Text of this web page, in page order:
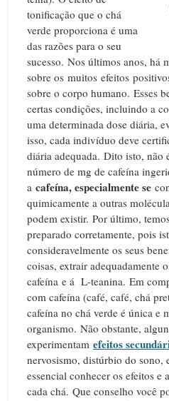
tonificação que o chá
verde proporciona é uma
das razões para o seu
sucesso. Nos últimos anos, há
sobre os muitos efeitos
sobre o corpo humano. Esses
certas condições, incluindo a
uma determinada dose diária,
isso, cada indivíduo deve
diária adequada. Dito isto, não
número de mg de cafeína
a cafeína, especialmente se
quimicamente a outras
podem existir. Por último,
preparado corretamente, pois
consideravelmente os seus
coisas, extrair adequadamente
cafeína e á L-teanina. Em
com cafeína (café, café, chá
cafeína no chá verde é única e
organismo. Não obstante,
experimentam efeitos
nervosismo, distúrbio do sono,
essencial conhecer os efeitos e
cada chá. Que conselho você